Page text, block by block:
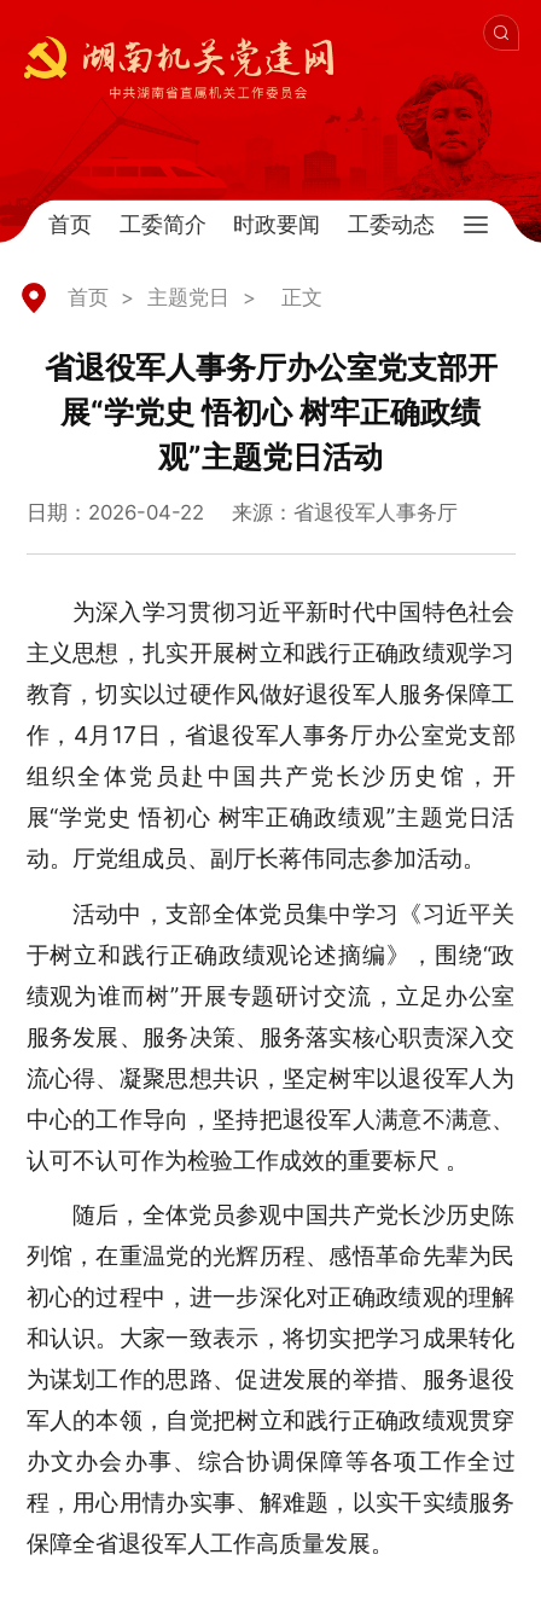
首页 工委简介 时政要闻 工委动态
首页 > 主题党日 > 正文
省退役军人事务厅办公室党支部开
展“学党史 悟初心 树牢正确政绩
观”主题党日活动
日期：2026-04-22 来源：省退役军人事务厅
为深入学习贯彻习近平新时代中国特色社会
主义思想，扎实开展树立和践行正确政绩观学习
教育，切实以过硬作风做好退役军人服务保障工
作，4月17日，省退役军人事务厅办公室党支部
组织全体党员赴中国共产党长沙历史馆，开
展“学党史 悟初心 树牢正确政绩观”主题党日活
动。厅党组成员、副厅长蒋伟同志参加活动。
活动中，支部全体党员集中学习《习近平关
于树立和践行正确政绩观论述摘编》，围绕“政
绩观为谁而树”开展专题研讨交流，立足办公室
服务发展、服务决策、服务落实核心职责深入交
流心得、凝聚思想共识，坚定树牢以退役军人为
中心的工作导向，坚持把退役军人满意不满意、
认可不认可作为检验工作成效的重要标尺 。
随后，全体党员参观中国共产党长沙历史陈
列馆，在重温党的光辉历程、感悟革命先辈为民
初心的过程中，进一步深化对正确政绩观的理解
和认识。大家一致表示，将切实把学习成果转化
为谋划工作的思路、促进发展的举措、服务退役
军人的本领，自觉把树立和践行正确政绩观贯穿
办文办会办事、综合协调保障等各项工作全过
程，用心用情办实事、解难题，以实干实绩服务
保障全省退役军人工作高质量发展。